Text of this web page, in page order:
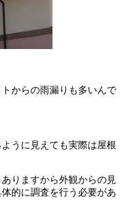
からの雨漏りも多いんで
うに見えても実際は屋根
りますから外観からの見
的に調査を行う必要があ